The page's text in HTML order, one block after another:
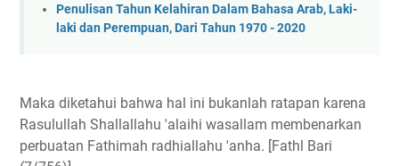
Penulisan Tahun Kelahiran Dalam Bahasa Arab, Laki-
laki dan Perempuan, Dari Tahun 1970 - 2020
Maka diketahui bahwa hal ini bukanlah ratapan karena
Rasulullah Shallallahu 'alaihi wasallam membenarkan
perbuatan Fathimah radhiallahu 'anha. [Fathl Bari